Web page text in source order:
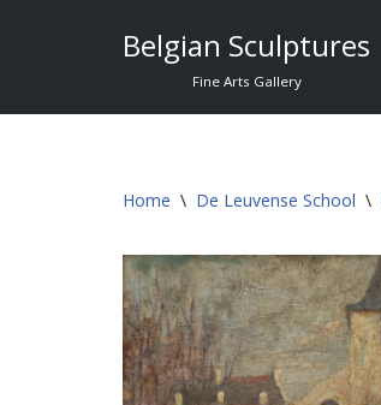
content
Belgian Sculptures
Fine Arts Gallery
Home \ De Leuvense School \